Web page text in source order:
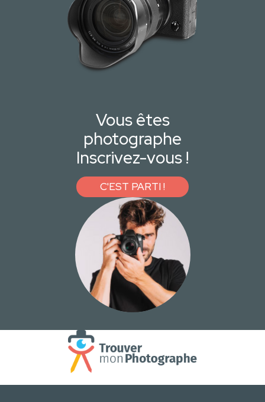
Vous êtes
photographe
Inscrivez-vous !
C'EST PARTI !